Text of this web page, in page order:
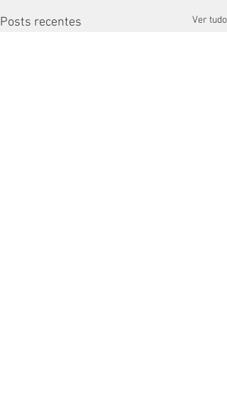
Posts recentes Ver tudo